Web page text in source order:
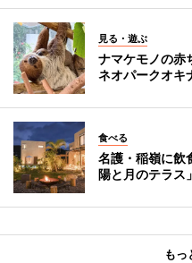
見る・遊ぶ
ナマケモノの
ネオパークオキ
食べる
名護・稲嶺に飲
陽と月のテラス」
もっ